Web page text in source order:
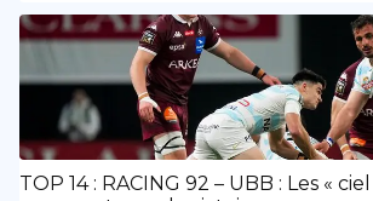
TOP 14 : RACING 92 – UBB : Les «